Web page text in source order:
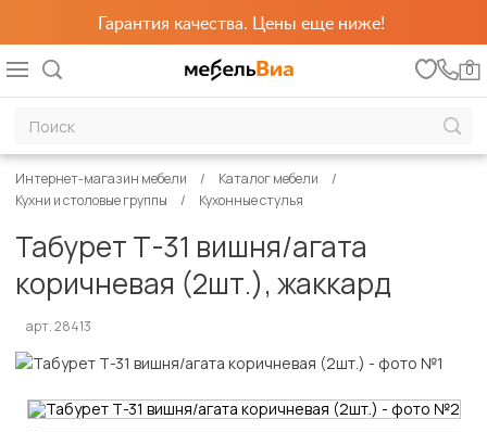
Гарантия качества. Цены еще ниже!
0
Интернет-магазин мебели
Каталог мебели
Кухни и столовые группы
Кухонные стулья
Табурет Т-31 вишня/агата
коричневая (2шт.), жаккард
арт. 28413